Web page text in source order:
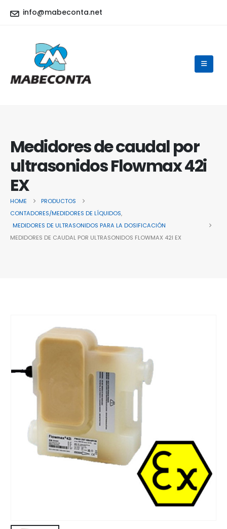
info@mabeconta.net
Medidores de caudal por
ultrasonidos Flowmax 42i
EX
HOME
PRODUCTOS
CONTADORES/MEDIDORES DE LÍQUIDOS,
MEDIDORES DE ULTRASONIDOS PARA LA DOSIFICACIÓN
MEDIDORES DE CAUDAL POR ULTRASONIDOS FLOWMAX 42I EX